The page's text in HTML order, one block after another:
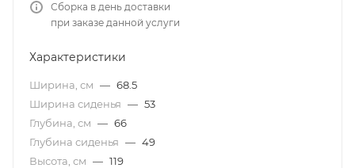
Сборка в день доставки
при заказе данной услуги
Характеристики
Ширина, см — 68.5
Ширина сиденья — 53
Глубина, см — 66
Глубина сиденья — 49
Высота, см — 119